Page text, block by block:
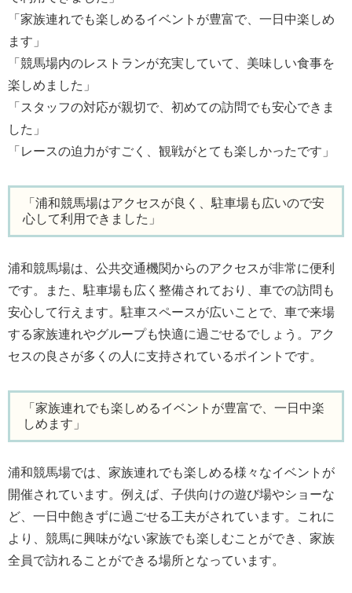
「家族連れでも楽しめるイベントが豊富で、一日中楽しめ
ます」
「競馬場内のレストランが充実していて、美味しい食事を
楽しめました」
「スタッフの対応が親切で、初めての訪問でも安心できま
した」
「レースの迫力がすごく、観戦がとても楽しかったです」
「浦和競馬場はアクセスが良く、駐車場も広いので安
心して利用できました」
浦和競馬場は、公共交通機関からのアクセスが非常に便利
です。また、駐車場も広く整備されており、車での訪問も
安心して行えます。駐車スペースが広いことで、車で来場
する家族連れやグループも快適に過ごせるでしょう。アク
セスの良さが多くの人に支持されているポイントです。
「家族連れでも楽しめるイベントが豊富で、一日中楽
しめます」
浦和競馬場では、家族連れでも楽しめる様々なイベントが
開催されています。例えば、子供向けの遊び場やショーな
ど、一日中飽きずに過ごせる工夫がされています。これに
より、競馬に興味がない家族でも楽しむことができ、家族
全員で訪れることができる場所となっています。